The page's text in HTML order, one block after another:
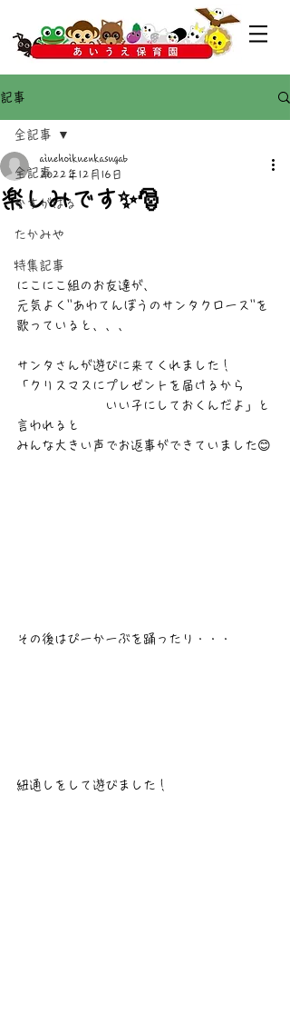
記事
全記事
かすがばる
たかみや
特集記事
全記事
楽しみです✨🎅
aiuehoikuenkasugab
2022年12月16日
にこにこ組のお友達が、
元気よく''あわてんぼうのサンタクロース''を
歌っていると、、、
サンタさんが遊びに来てくれました！
「クリスマスにプレゼントを届けるから
いい子にしておくんだよ」と
言われると
みんな大きい声でお返事ができていました😊
その後はぴーかーぶを踊ったり・・・
紐通しをして遊びました！